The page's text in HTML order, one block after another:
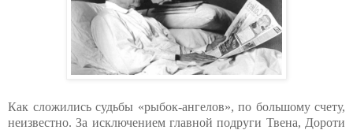
Как сложились судьбы «рыбок-ангелов», по большому счету,
неизвестно. За исключением главной подруги Твена, Дороти